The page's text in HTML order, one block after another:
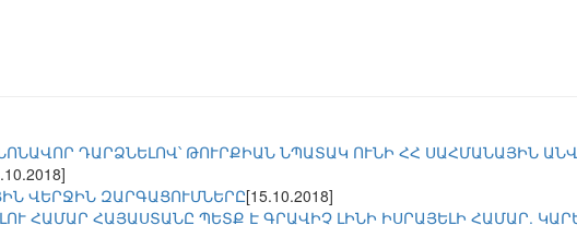
ԴԱՐՁՆԵԼՈՎ՝ ԹՈՒՐՔԻԱՆ ՆՊԱՏԱԿ ՈՒՆԻ ՀՀ ՍԱՀՄԱՆԱՅԻՆ
ՎԵՐՋԻՆ ԶԱՐԳԱՑՈՒՄՆԵՐԸ[15.10.2018]
ՀԱՄԱՐ ՀԱՅԱՍՏԱՆԸ ՊԵՏՔ Է ԳՐԱՎԻՉ ԼԻՆԻ ԻՍՐԱՅԵԼԻ ՀԱՄԱՐ.